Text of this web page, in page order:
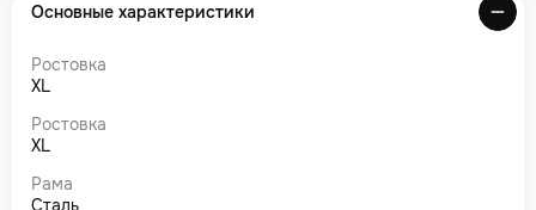
Основные характеристики
Ростовка
XL
Ростовка
XL
Рама
Сталь